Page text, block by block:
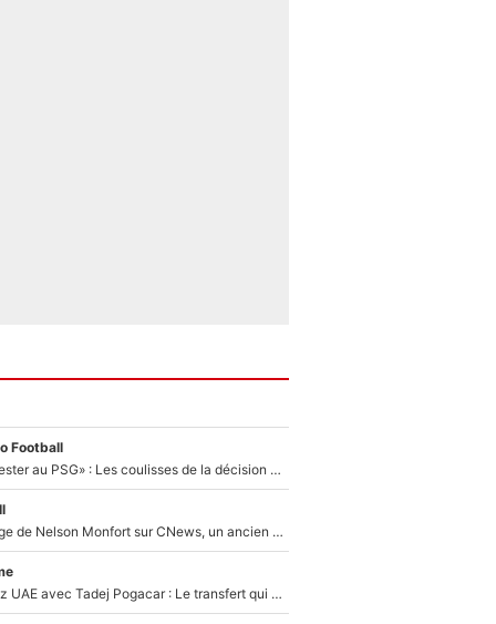
Football
«Il a décidé de rester au PSG» : Les coulisses de la décision de Lucas Chevalier pour son transfert
Après le dérapage de Nelson Monfort sur CNews, un ancien journaliste de France Télévisions relance la polémique sur les incendies en Gironde
Paul Seixas chez UAE avec Tadej Pogacar : Le transfert qui effraie le peloton, «c’est la pire des choses qui puisse arriver»